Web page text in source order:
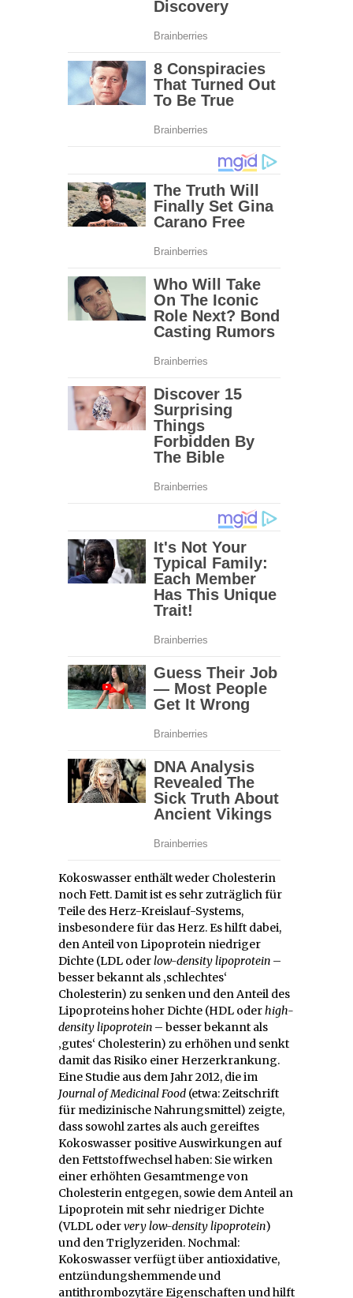
Kokoswasser enthält weder Cholesterin
noch Fett. Damit ist es sehr zuträglich für
Teile des Herz-Kreislauf-Systems,
insbesondere für das Herz. Es hilft dabei,
den Anteil von Lipoprotein niedriger
Dichte (LDL oderlow-density lipoprotein –
besser bekannt als ‚schlechtes‘
Cholesterin) zu senken und den Anteil des
Lipoproteins hoher Dichte (HDL oderhigh-
density lipoprotein – besser bekannt als
‚gutes‘ Cholesterin) zu erhöhen und senkt
damit das Risiko einer Herzerkrankung.
Eine Studie aus dem Jahr 2012, die im
Journal of Medicinal Food (etwa: Zeitschrift
für medizinische Nahrungsmittel) zeigte,
dass sowohl zartes als auch gereiftes
Kokoswasser positive Auswirkungen auf
den Fettstoffwechsel haben: Sie wirken
einer erhöhten Gesamtmenge von
Cholesterin entgegen, sowie dem Anteil an
Lipoprotein mit sehr niedriger Dichte
(VLDL odervery low-density lipoprotein)
und den Triglyzeriden. Nochmal:
Kokoswasser verfügt über antioxidative,
entzündungshemmende und
antithrombozytäre Eigenschaften und hilft